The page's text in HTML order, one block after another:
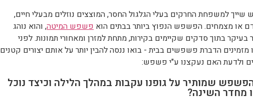
למשפחת החרקים בעלי הגלגול החסר, המוצצים נוזלים מבעלי חיים,
או מצמחים. הפשפש הנפוץ ביותר בבתים הוא פשפש המיטה, והוא נוהג
בעיקר בתוך סדקים שקיימים בקירות, מתחת למזרן ומאחורי תמונות. לפני
מזמינים הדברת פשפשים בבית - בואו ננסה להבין יותר על אותם יצורים קטנים
ולדעת האם נעקצנו ע"י פשפש:
שמותיר על גופנו עקבות במהלך הלילה וכיצד נוכל
מחדר השינה?